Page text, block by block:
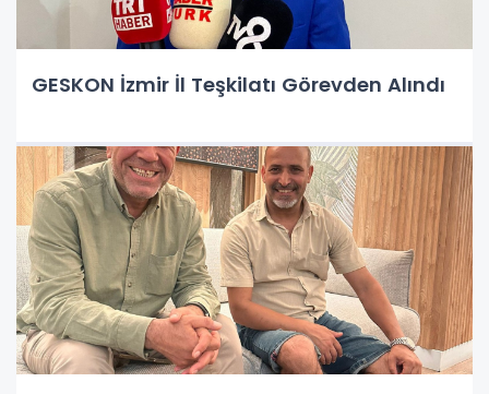
GESKON İzmir İl Teşkilatı Görevden Alındı